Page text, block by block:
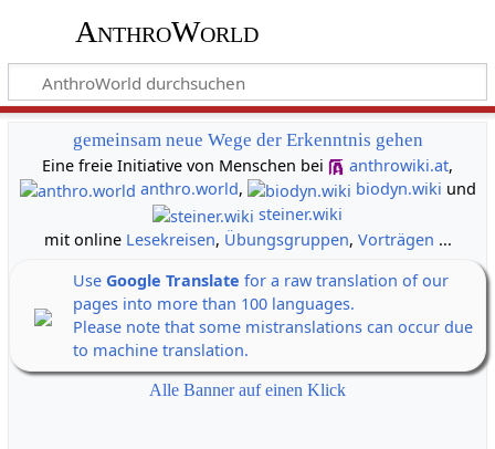
AnthroWorld
gemeinsam neue Wege der Erkenntnis gehen
Eine freie Initiative von Menschen bei
anthrowiki.at,
anthro.world, biodyn.wiki und
steiner.wiki
mit online Lesekreisen, Übungsgruppen, Vorträgen ...
Use Google Translate for a raw translation of our
pages into more than 100 languages.
Please note that some mistranslations can occur due
to machine translation.
Alle Banner auf einen Klick